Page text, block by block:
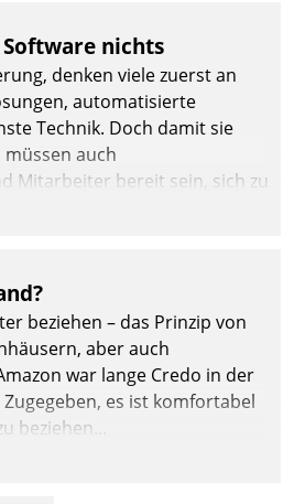
nichts
denken viele zuerst an
automatisierte
Technik. Doch damit sie
auch
Mitarbeiter bereit sein, sich zu
sonst werden sie an ihr
beziehen – das Prinzip von
aber auch
war lange Credo in der
es ist komfortabel
beziehen...